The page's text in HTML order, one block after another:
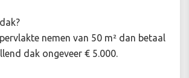
nemen van 50 m² dan betaal
dak ongeveer € 5.000.